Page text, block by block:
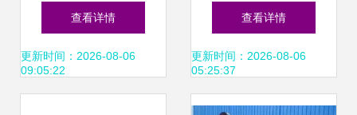
以自留？探究背后
的科学原理与农业
查看详情
更新时间：2026-08-06
09:05:22
品种 价格、厂家与
农作物种苗全解析
查看详情
更新时间：2026-08-06
05:25:37